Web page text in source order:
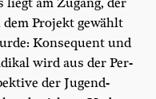
liegt am Zugang, der
dem Pro­jekt gewählt
Kon­se­quent und
wird aus der Per­
der Jugend-